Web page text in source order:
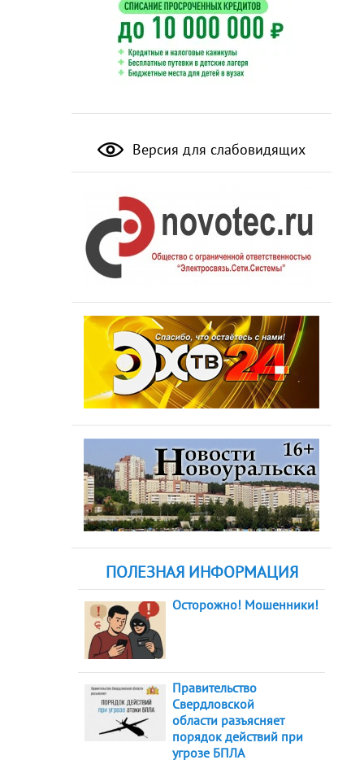
Версия для слабовидящих
ПОЛЕЗНАЯ ИНФОРМАЦИЯ
Осторожно! Мошенники!
Правительство
Свердловской
области разъясняет
порядок действий при
угрозе БПЛА